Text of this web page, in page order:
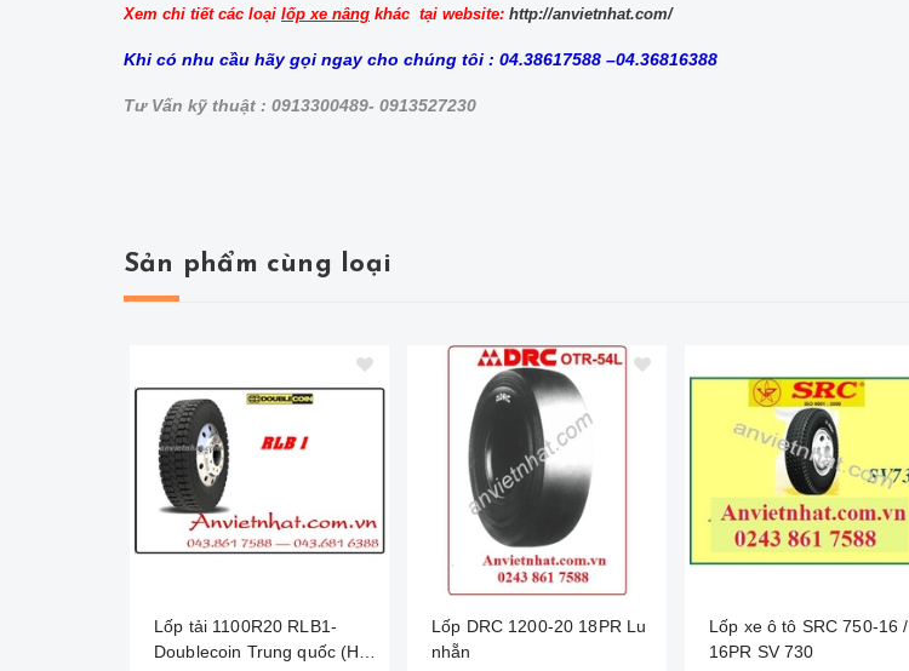
Xem chi tiết các loại lốp xe nâng khác tại website: http://anvietnhat.com/
Khi có nhu cầu hãy gọi ngay cho chúng tôi : 04.38617588 –04.36816388
Tư Vấn kỹ thuật : 0913300489- 0913527230
Sản phẩm cùng loại
Lốp tải 1100R20 RLB1-
Doublecoin Trung quốc (Hai
Lốp DRC 1200-20 18PR Lu
nhẵn
Lốp xe ô tô SRC 750-16 /
16PR SV 730